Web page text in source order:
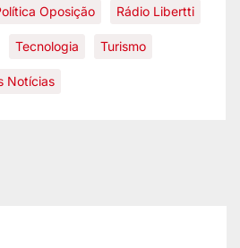
Oposição Rádio Libertti
Tecnologia Turismo
Notícias